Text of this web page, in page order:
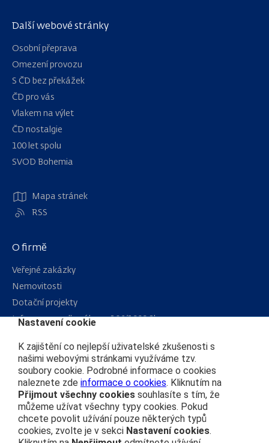
Další webové stránky
Osobní přeprava
Omezení provozu
S ČD bez překážek
ČD pro vás
Vlakem na výlet
ČD nostalgie
100 let spolu
SVOD Bohemia
Mapa stránek
RSS
Čím se řídíme
Ochrana osobních údajů
Prohlášení o přístupnosti
Zásady používání cookies
O firmě
Veřejné zakázky
Nemovitosti
Dotační projekty
Informace podle zákona 106/1999 Sb.
Nastavení cookie
K zajištění co nejlepší uživatelské zkušenosti s
našimi webovými stránkami využíváme tzv.
soubory cookie. Podrobné informace o cookies
naleznete zde informace o cookies. Kliknutím na
Přijmout všechny cookies souhlasíte s tím, že
můžeme užívat všechny typy cookies. Pokud
chcete povolit užívání pouze některých typů
cookies, zvolte je v sekci Nastavení cookies.